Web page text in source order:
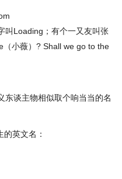
叫Loading；有个一又友叫张
（小薇）? Shall we go to the
东谈主物相似取个响当当的名
英文名：